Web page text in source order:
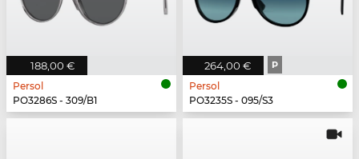
188,00 €
Persol
PO3286S - 309/B1
264,00 € P
Persol
PO3235S - 095/S3